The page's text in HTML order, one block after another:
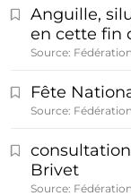
Anguille,
en cette fin
Source:
Fête
Source:
Brivet
Source: